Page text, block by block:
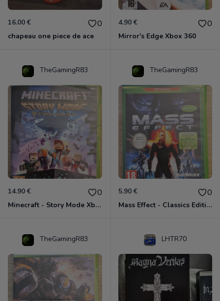
16.00 € 0
chapeau one piece de ace
4.90 € 0
Mirror's Edge Xbox 360
TheGamingR83
14.90 € 0
Minecraft - Story Mode Xbox 360
TheGamingR83
5.90 € 0
Mass Effect - Classics Edition Xbox 360
TheGamingR83 LHTR70